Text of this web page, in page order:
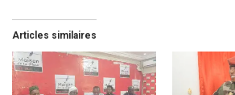
Articles similaires